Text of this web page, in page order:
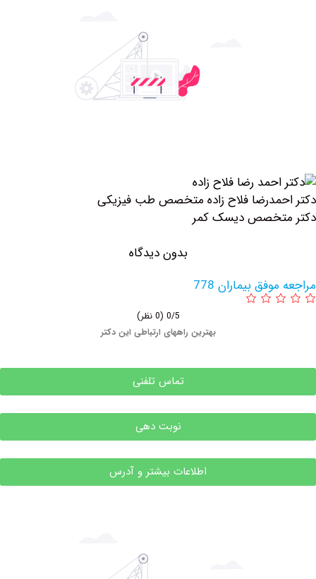
فلاح زاده متخصص طب فیزیکی
دیسک کمر
بدون دیدگاه
بیماران 778
بهترین راههای ارتباطی این دکتر
تماس تلفنی
نوبت دهی
اطلاعات بیشتر و آدرس